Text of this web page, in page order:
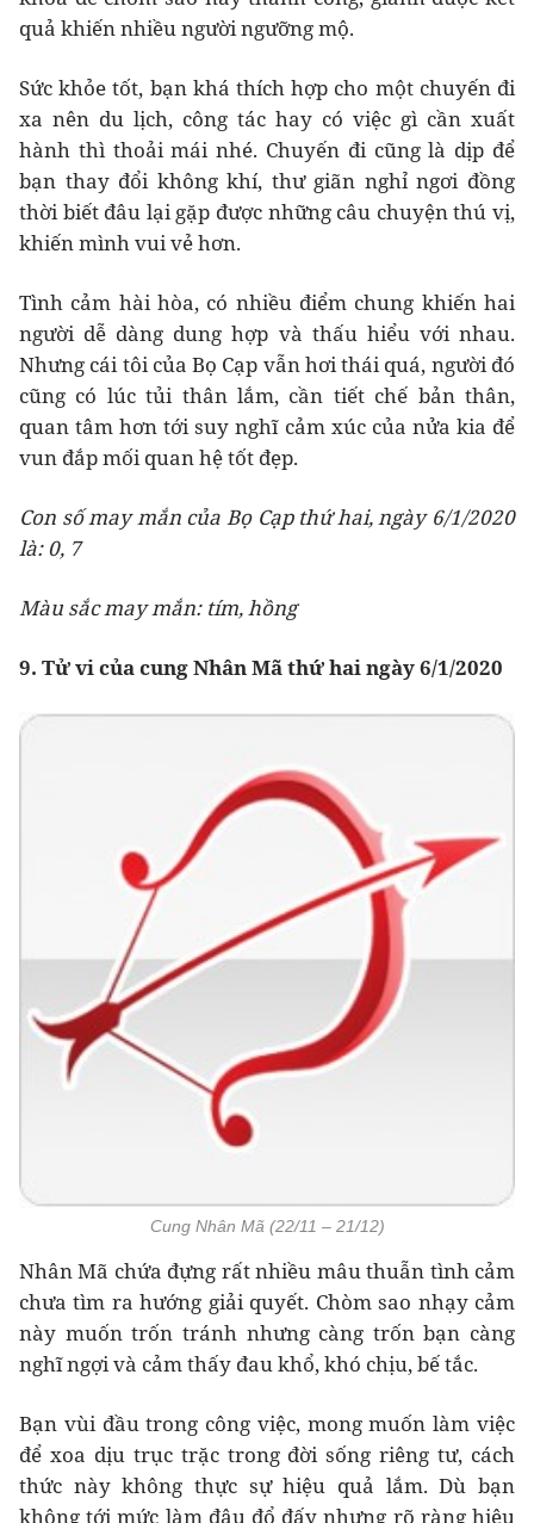
quả khiến nhiều người ngưỡng mộ.
Sức khỏe tốt, bạn khá thích hợp cho một chuyến đi
xa nên du lịch, công tác hay có việc gì cần xuất
hành thì thoải mái nhé. Chuyến đi cũng là dịp để
bạn thay đổi không khí, thư giãn nghỉ ngơi đồng
thời biết đâu lại gặp được những câu chuyện thú vị,
khiến mình vui vẻ hơn.
Tình cảm hài hòa, có nhiều điểm chung khiến hai
người dễ dàng dung hợp và thấu hiểu với nhau.
Nhưng cái tôi của Bọ Cạp vẫn hơi thái quá, người đó
cũng có lúc tủi thân lắm, cần tiết chế bản thân,
quan tâm hơn tới suy nghĩ cảm xúc của nửa kia để
vun đắp mối quan hệ tốt đẹp.
Con số may mắn của Bọ Cạp thứ hai, ngày 6/1/2020
là: 0, 7
Màu sắc may mắn: tím, hồng
9. Tử vi của cung Nhân Mã thứ hai ngày 6/1/2020
Cung Nhân Mã (22/11 – 21/12)
Nhân Mã chứa đựng rất nhiều mâu thuẫn tình cảm
chưa tìm ra hướng giải quyết. Chòm sao nhạy cảm
này muốn trốn tránh nhưng càng trốn bạn càng
nghĩ ngợi và cảm thấy đau khổ, khó chịu, bế tắc.
Bạn vùi đầu trong công việc, mong muốn làm việc
để xoa dịu trục trặc trong đời sống riêng tư, cách
thức này không thực sự hiệu quả lắm. Dù bạn
không tới mức làm đâu đổ đấy nhưng rõ ràng hiệu